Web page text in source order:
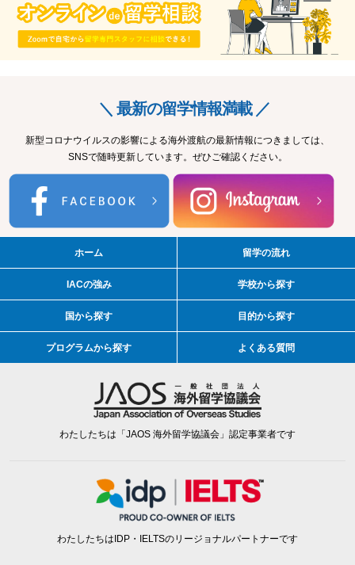
＼ 最新の留学情報満載 ／
新型コロナウイルスの影響による海外渡航の最新情報につきましては、
SNSで随時更新しています。ぜひご確認ください。
ホーム 留学の流れ
IACの強み 学校から探す
国から探す 目的から探す
プログラムから探す よくある質問
わたしたちは「JAOS 海外留学協議会」認定事業者です
わたしたちはIDP・IELTSのリージョナルパートナーです